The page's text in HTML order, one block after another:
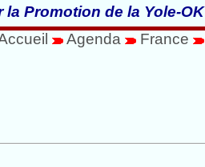
Promotion de la Yole-OK
Agenda France